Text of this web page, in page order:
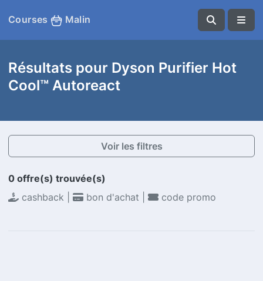
Courses Malin
Résultats pour Dyson Purifier Hot
Cool™ Autoreact
Voir les filtres
0 offre(s) trouvée(s)
cashback |
bon d'achat | code promo